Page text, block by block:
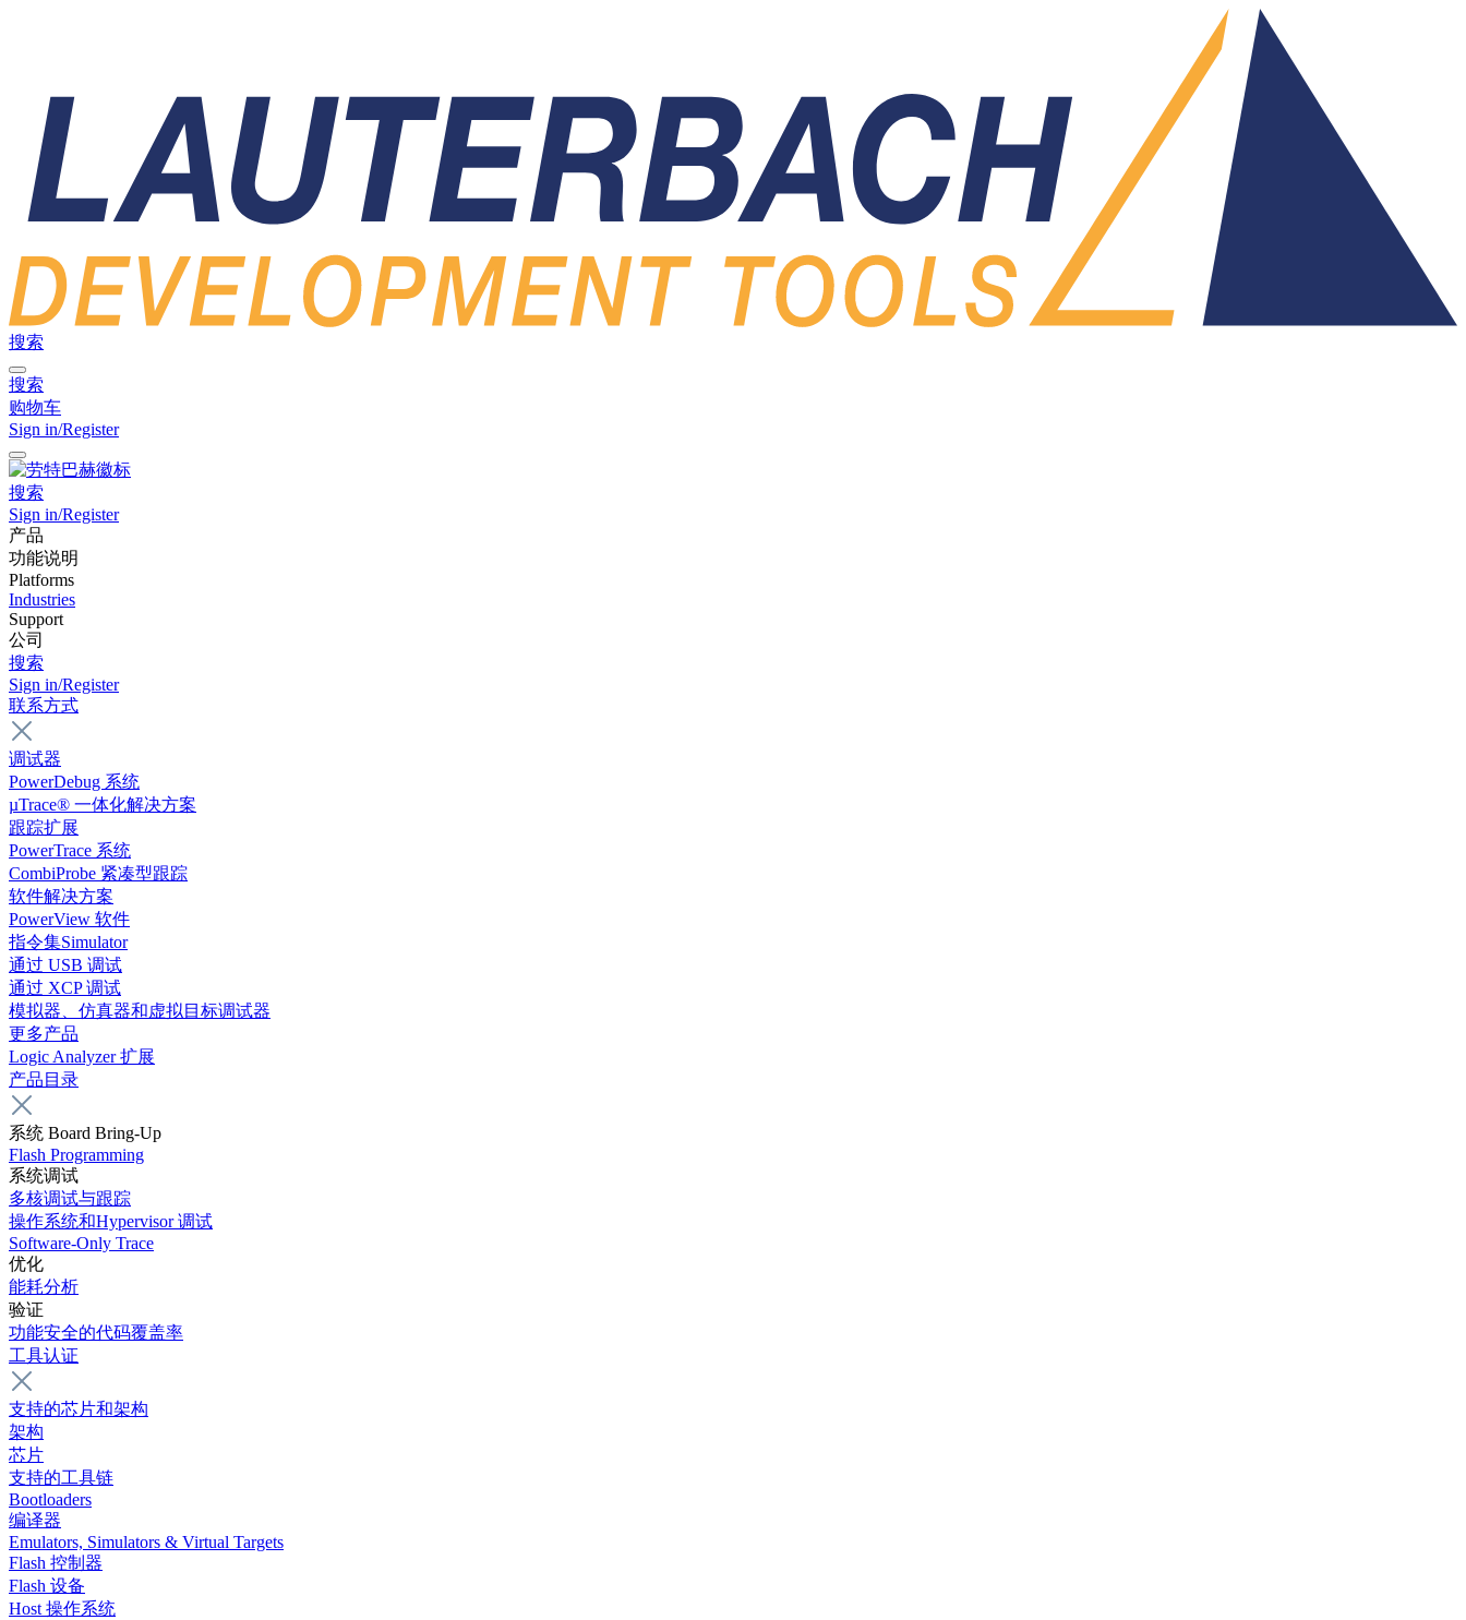
搜索
搜索
购物车
Sign in/Register
搜索
Sign in/Register
产品
功能说明
Platforms
Industries
Support
公司
搜索
Sign in/Register
联系方式
调试器
PowerDebug 系统
µTrace® 一体化解决方案
跟踪扩展
PowerTrace 系统
CombiProbe 紧凑型跟踪
软件解决方案
PowerView 软件
指令集Simulator
通过 USB 调试
通过 XCP 调试
模拟器、仿真器和虚拟目标调试器
更多产品
Logic Analyzer 扩展
产品目录
系统 Board Bring-Up
Flash Programming
系统调试
多核调试与跟踪
操作系统和Hypervisor 调试
Software-Only Trace
优化
能耗分析
验证
功能安全的代码覆盖率
工具认证
支持的芯片和架构
架构
芯片
支持的工具链
Bootloaders
编译器
Emulators, Simulators & Virtual Targets
Flash 控制器
Flash 设备
Host 操作系统